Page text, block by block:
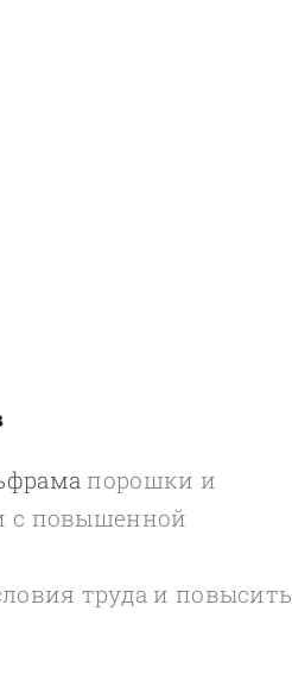
порошки и
с повышенной
труда и повысить